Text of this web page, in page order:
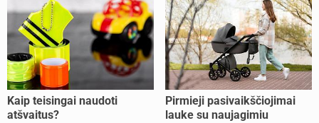
Kaip teisingai naudoti
atšvaitus?
Pirmieji pasivaikščiojimai
lauke su naujagimiu